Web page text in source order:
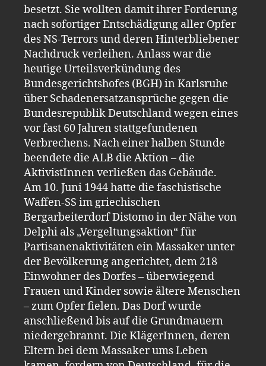
besetzt. Sie wollten damit ihrer Forderung
nach sofortiger Entschädigung aller Opfer
des NS-Terrors und deren Hinterbliebener
Nachdruck verleihen. Anlass war die
heutige Urteilsverkündung des
Bundesgerichtshofes (BGH) in Karlsruhe
über Schadenersatzansprüche gegen die
Bundesrepublik Deutschland wegen eines
vor fast 60 Jahren stattgefundenen
Verbrechens. Nach einer halben Stunde
beendete die ALB die Aktion – die
AktivistInnen verließen das Gebäude.
Am 10. Juni 1944 hatte die faschistische
Waffen-SS im griechischen
Bergarbeiterdorf Distomo in der Nähe von
Delphi als „Vergeltungsaktion“ für
Partisanenaktivitäten ein Massaker unter
der Bevölkerung angerichtet, dem 218
Einwohner des Dorfes – überwiegend
Frauen und Kinder sowie ältere Menschen
– zum Opfer fielen. Das Dorf wurde
anschließend bis auf die Grundmauern
niedergebrannt. Die KlägerInnen, deren
Eltern bei dem Massaker ums Leben